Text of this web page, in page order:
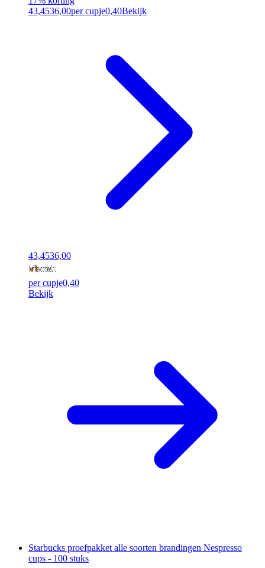
43,4536,00per cupje0,40Bekijk
43,4536,00
per cupje0,40
Bekijk
Starbucks proefpakket alle soorten brandingen Nespresso
cups - 100 stuks